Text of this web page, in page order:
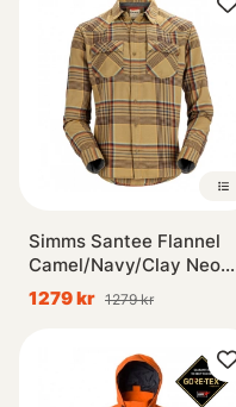
Simms Santee Flannel
Camel/Navy/Clay Neo
Plaid
1279 kr 1279 kr